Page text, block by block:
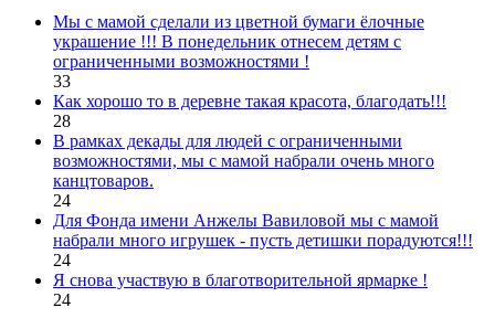
Мы с мамой сделали из цветной бумаги ёлочные
украшение !!! В понедельник отнесем детям с
ограниченными возможностями !
33
Как хорошо то в деревне такая красота, благодать!!!
28
В рамках декады для людей с ограниченными
возможностями, мы с мамой набрали очень много
канцтоваров.
24
Для Фонда имени Анжелы Вавиловой мы с мамой
набрали много игрушек - пусть детишки порадуются!!!
24
Я снова участвую в благотворительной ярмарке !
24